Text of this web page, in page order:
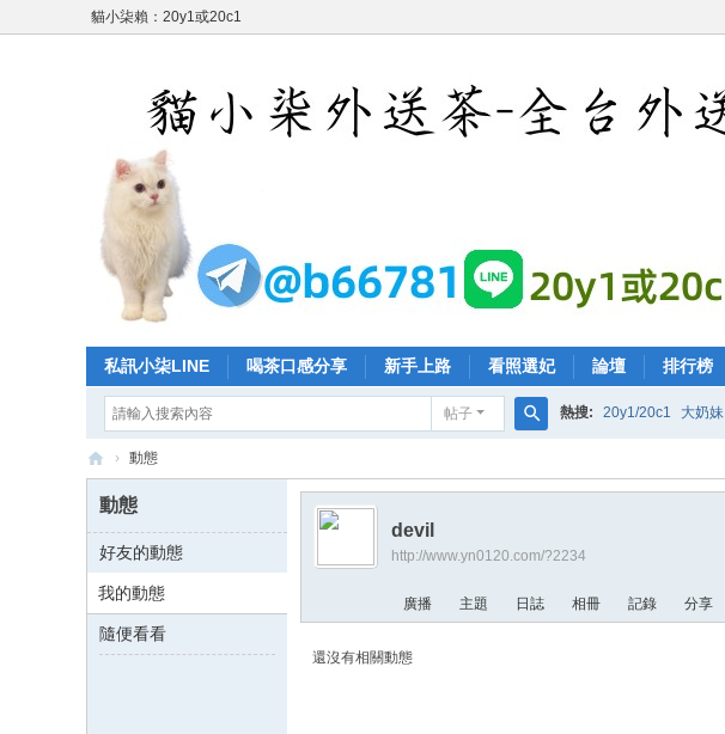
貓小柒賴：20y1或20c1
私訊小柒LINE 喝茶口感分享 新手上路 看照選妃 論壇 排行榜
帖子
索
熱搜: 20y1/20c1 大奶妹
台
貓
小
柒
› 動態
動態
好友的動態
我的動態
隨便看看
devil
http://www.yn0120.com/?2234
廣播 主題 日誌 相冊 記錄 分享
還沒有相關動態